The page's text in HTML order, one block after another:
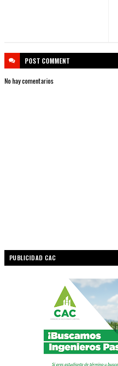
POST COMMENT
No hay comentarios
PUBLICIDAD CAC